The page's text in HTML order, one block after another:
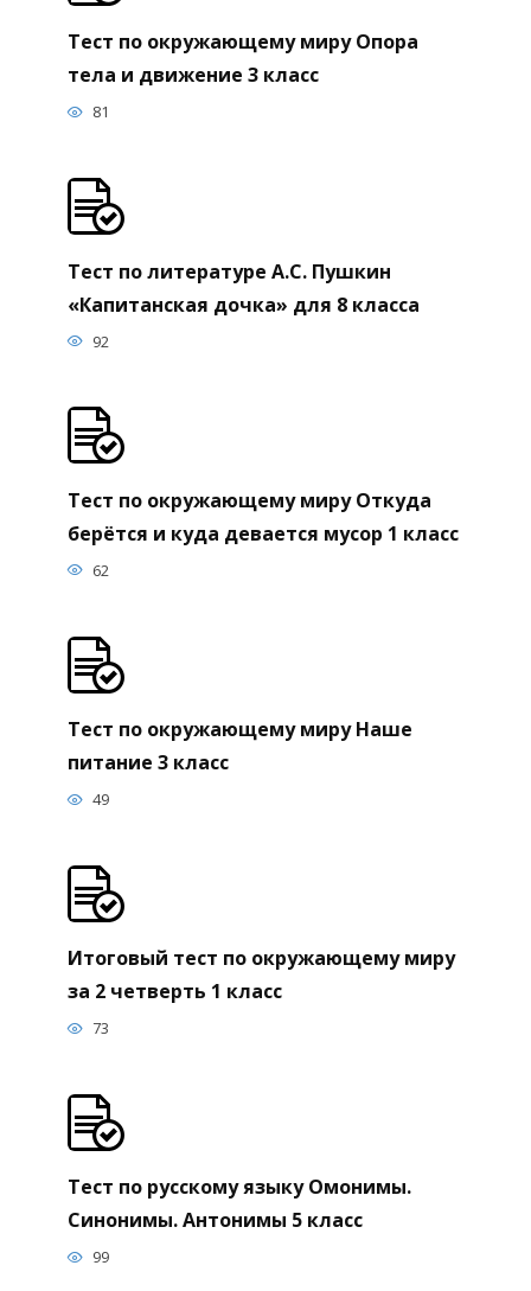
Тест по окружающему миру Опора
тела и движение 3 класс
81
Тест по литературе А.С. Пушкин
«Капитанская дочка» для 8 класса
92
Тест по окружающему миру Откуда
берётся и куда девается мусор 1 класс
62
Тест по окружающему миру Наше
питание 3 класс
49
Итоговый тест по окружающему миру
за 2 четверть 1 класс
73
Тест по русскому языку Омонимы.
Синонимы. Антонимы 5 класс
99